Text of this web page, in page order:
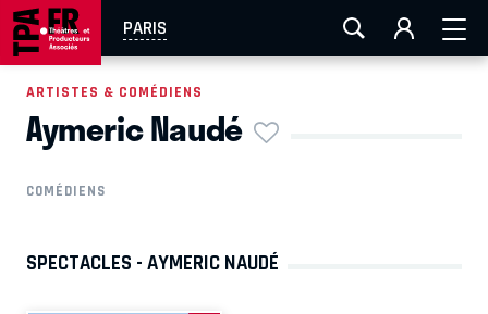
PARIS
AIX-MARSEILLE LA ROCHELLE
EN TOURNÉE
ARTISTES & COMÉDIENS
Aymeric Naudé
COMÉDIENS
SPECTACLES - AYMERIC NAUDÉ